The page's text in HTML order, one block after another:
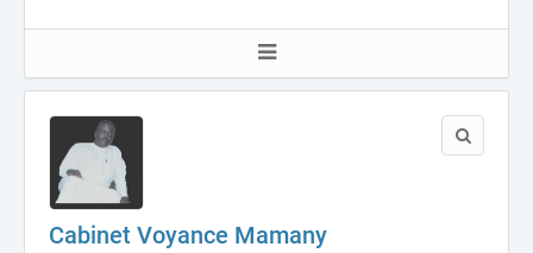
Cabinet Voyance Mamany